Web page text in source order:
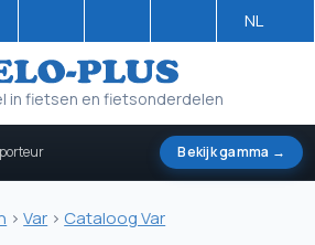
NL
in fietsen en fietsonderdelen
Bekijk gamma →
>Var > Cataloog Var